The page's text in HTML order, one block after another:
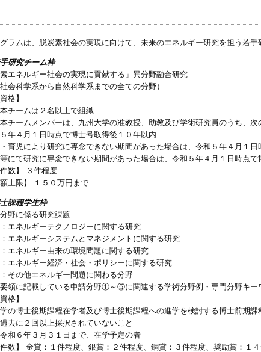
ラムは、脱炭素社会の実現に向けて、未来のエネルギー研究を担う若
研究チーム枠
素エネルギー社会の実現に貢献する」異分野融合研究
社会科学系から自然科学系までの全ての分野）
格】
本チームは２名以上で組織
本チームメンバーは、九州大学の准教授、助教及び学術研究員のうち、
５年４月１日時点で博士号取得後１０年以内
・育児により研究に専念できない期間があった場合は、令和５年４月１
等にて研究に専念できない期間があった場合は、令和５年４月１日時点
件数】 ３件程度
額上限】 １５０万円まで
課程学生枠
野に係る研究課題
エネルギーテクノロジーに関する研究
エネルギーシステムとマネジメントに関する研究
エネルギー由来の環境問題に関する研究
エネルギー経済・社会・ポリシーに関する研究
その他エネルギー問題に関わる分野
領に記載している申請分野①～⑤に関連する学術分野例・専門分野キー
格】
の博士後期課程在学者及び博士後期課程への進学を検討する博士前期
過去に２回以上採択されていないこと
令和６年３月３１日まで、在学予定の者
件数】 金賞：１件程度、銀賞：２件程度、銅賞：３件程度、奨励賞：１